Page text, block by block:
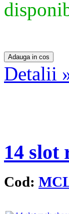
Detalii
14 slot
Cod: